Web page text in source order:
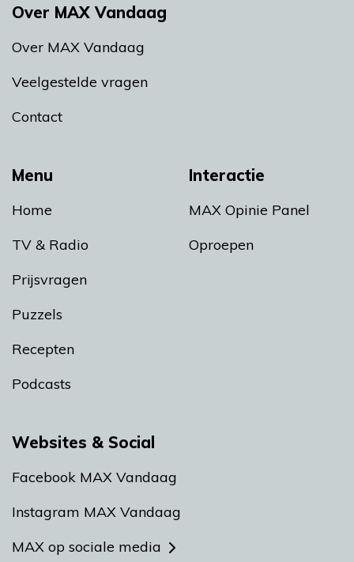
Menu
Home
TV & Radio
Prijsvragen
Puzzels
Recepten
Podcasts
Interactie
MAX Opinie Panel
Oproepen
Over MAX Vandaag
Over MAX Vandaag
Veelgestelde vragen
Contact
Websites & Social
Facebook MAX Vandaag
Instagram MAX Vandaag
MAX op sociale media